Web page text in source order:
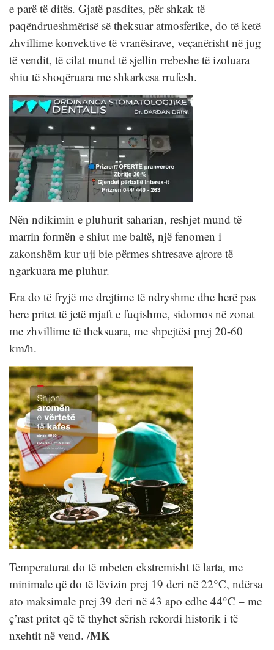
e parë të ditës. Gjatë pasdites, për shkak të
paqëndrueshmërisë së theksuar atmosferike, do të ketë
zhvillime konvektive të vranësirave, veçanërisht në jug
të vendit, të cilat mund të sjellin rrebeshe të izoluara
shiu të shoqëruara me shkarkesa rrufesh.
Nën ndikimin e pluhurit saharian, reshjet mund të
marrin formën e shiut me baltë, një fenomen i
zakonshëm kur uji bie përmes shtresave ajrore të
ngarkuara me pluhur.
Era do të fryjë me drejtime të ndryshme dhe herë pas
here pritet të jetë mjaft e fuqishme, sidomos në zonat
me zhvillime të theksuara, me shpejtësi prej 20-60
km/h.
Temperaturat do të mbeten ekstremisht të larta, me
minimale që do të lëvizin prej 19 deri në 22°C, ndërsa
ato maksimale prej 39 deri në 43 apo edhe 44°C – me
ç’rast pritet që të thyhet sërish rekordi historik i të
nxehtit në vend. /MK